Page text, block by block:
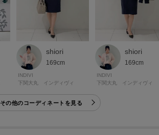
shiori
169cm
INDIVI
下関大丸 インディヴィ
shiori
169cm
INDIVI
下関大丸 インディヴィ
その他のコーディネートを見る